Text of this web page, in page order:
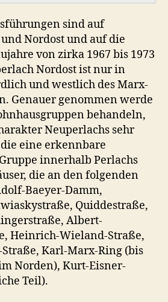
sind auf
Nordost und auf die
von zirka 1967 bis 1973
Nordost ist nur in
und westlich des Marx-
Genauer genommen werde
behandeln,
Neuperlachs sehr
eine erkennbare
innerhalb Perlachs
die an den folgenden
Baeyer-Damm,
Quiddestraße,
Albert-
Heinrich-Wieland-Straße,
Karl-Marx-Ring (bis
Norden), Kurt-Eisner-
Teil).